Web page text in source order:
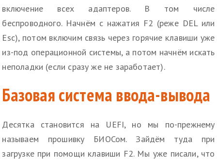
включение всех адаптеров. В том числе
беспроводного. Начнём с нажатия F2 (реже DEL или
Esc), потом включим связь через горячие клавиши уже
из-под операционной системы, а потом начнём искать
неполадки (если сразу же не заработает).
Базовая система ввода-вывода
Десятка становится на UEFI, но мы по-прежнему
называем прошивку БИОСом. Зайдём туда при
загрузке при помощи клавиши F2. Мы уже писали, что